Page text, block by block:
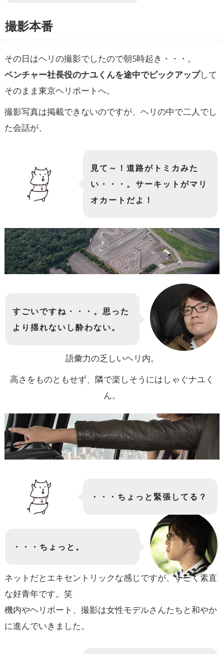
撮影本番
その日はヘリの撮影でしたので朝5時起き・・・。
ベンチャー社長役のナユくんを途中でピックアップして
そのまま東京ヘリポートへ。
撮影写真は掲載できないのですが、ヘリの中で二人でし
た会話が、
見て～！道路がトミカみた
い・・・。サーキットがマリ
オカートだよ！
すごいですね・・・。思った
より揺れないし酔わない。
語彙力の乏しいヘリ内。
高さをものともせず、隣で楽しそうにはしゃぐナユく
ん。
・・・ちょっと緊張してる？
・・・ちょっと。
ネットだとエキセントリックな感じですが、すごく素直
な好青年です。笑
機内やヘリポート、撮影は女性モデルさんたちと和やか
に進んでいきました。